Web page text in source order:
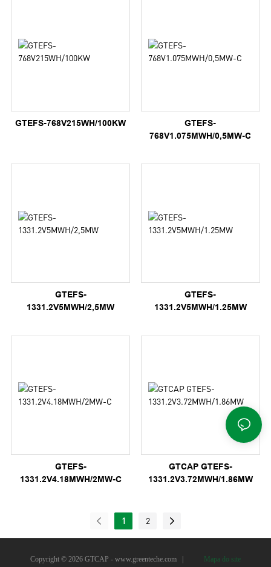
GTEFS-768V215WH/100KW
GTEFS-
768V1.075MWH/0,5MW-C
GTEFS-
1331.2V5MWH/2,5MW
GTEFS-
1331.2V5MWH/1.25MW
GTEFS-
1331.2V4.18MWH/2MW-C
GTCAP GTEFS-
1331.2V3.72MWH/1.86MW
1 2
Copyright © 2026 GTCAP - www.greenteche.com | Mapa do site